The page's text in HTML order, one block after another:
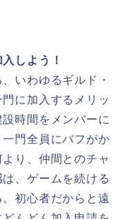
しよう！
いわゆるギルド・
に加入するメリッ
時間をメンバーに
門全員にバフがか
り、仲間とのチャ
、ゲームを続ける
初心者だからと遠